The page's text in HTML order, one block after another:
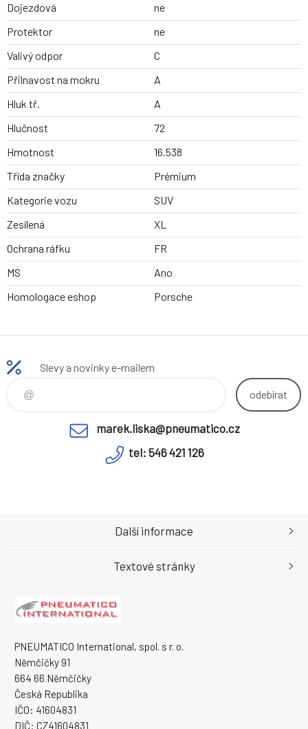
Dojezdová
ne
Protektor
ne
Valivý odpor
C
Přilnavost na mokru
A
Hluk tř.
A
Hlučnost
72
Hmotnost
16.538
Třída značky
Prémium
Kategorie vozu
SUV
Zesílená
XL
Ochrana ráfku
FR
MS
Ano
Homologace eshop
Porsche
Slevy a novinky e-mailem
odebírat
marek.liska@pneumatico.cz
tel: 546 421 126
PNEUMATICO International, spol. s r. o.
Němčičky 91
664 66 Němčičky
Česká Republika
IČO: 41604831
DIČ: CZ41604831
Další informace
Textové stránky